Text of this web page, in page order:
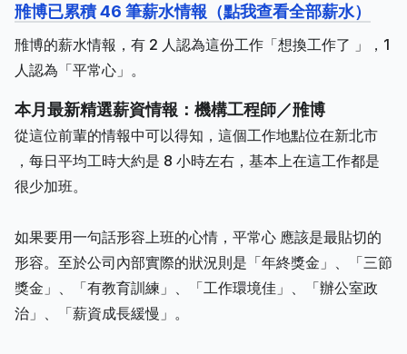
雃博已累積 46 筆薪水情報（點我查看全部薪水）
雃博的薪水情報，有 2 人認為這份工作「想換工作了 」，1
人認為「平常心」。
本月最新精選薪資情報：機構工程師／雃博
從這位前輩的情報中可以得知，這個工作地點位在新北市
，每日平均工時大約是 8 小時左右，基本上在這工作都是
很少加班。
如果要用一句話形容上班的心情，平常心 應該是最貼切的
形容。至於公司內部實際的狀況則是「年終獎金」、「三節
獎金」、「有教育訓練」、「工作環境佳」、「辦公室政
治」、「薪資成長緩慢」。